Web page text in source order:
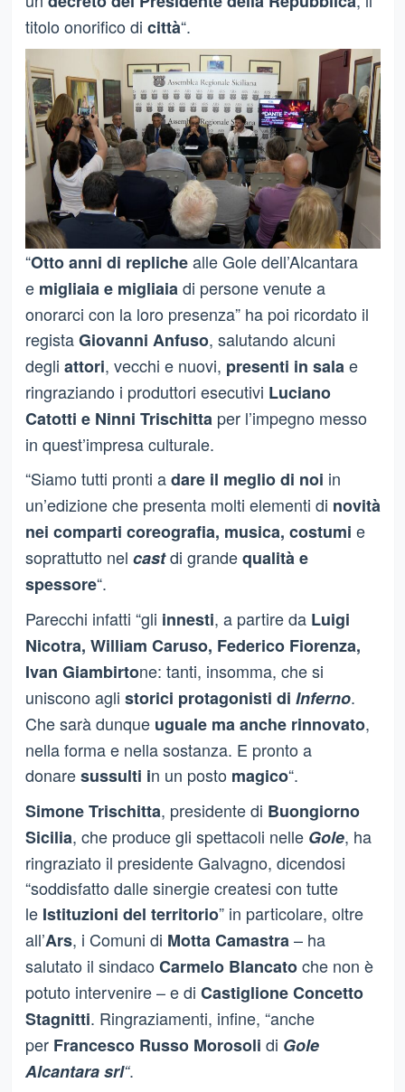
titolo onorifico di città“.
“Otto anni di replichealle Gole dell’Alcantara
e migliaia e migliaia di persone venute a
onorarci con la loro presenza” ha poi ricordato il
registaGiovanni Anfuso, salutando alcuni
degli attori, vecchi e nuovi, presenti in sala e
ringraziando i produttori esecutivi Luciano
Catotti e Ninni Trischitta per l’impegno messo
in quest’impresa culturale.
“Siamo tutti pronti adare il meglio di noi in
un’edizione che presenta molti elementi di novità
nei comparti coreografia, musica, costumi e
soprattutto nel castdi grandequalità e
spessore“.
Parecchi infatti “gli innesti, a partire da Luigi
Nicotra, William Caruso, Federico Fiorenza,
Ivan Giambirtone: tanti, insomma, che si
uniscono agli storici protagonisti di Inferno.
Che sarà dunque uguale ma anche rinnovato,
nella forma e nella sostanza. E pronto a
donaresussulti in un posto magico“.
Simone Trischitta, presidente di Buongiorno
Sicilia, che produce gli spettacoli nelle Gole, ha
ringraziato il presidente Galvagno, dicendosi
“soddisfatto dalle sinergie createsi con tutte
le Istituzioni del territorio” in particolare, oltre
all’Ars, i Comuni di Motta Camastra – ha
salutato il sindacoCarmelo Blancatoche non è
potuto intervenire – e di Castiglione Concetto
Stagnitti. Ringraziamenti, infine, “anche
per Francesco Russo Morosoli di Gole
Alcantara srl“.